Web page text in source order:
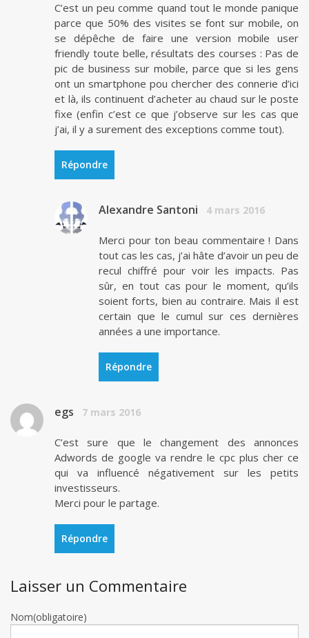
C’est un peu comme quand tout le monde panique
parce que 50% des visites se font sur mobile, on
se dépêche de faire une version mobile user
friendly toute belle, résultats des courses : Pas de
pic de business sur mobile, parce que si les gens
ont un smartphone pou chercher des connerie d’ici
et là, ils continuent d’acheter au chaud sur le poste
fixe (enfin c’est ce que j’observe sur les cas que
j’ai, il y a surement des exceptions comme tout).
Répondre
Alexandre Santoni 4 mars 2016
Merci pour ton beau commentaire ! Dans
tout cas les cas, j’ai hâte d’avoir un peu de
recul chiffré pour voir les impacts. Pas
sûr, en tout cas pour le moment, qu’ils
soient forts, bien au contraire. Mais il est
certain que le cumul sur ces dernières
années a une importance.
Répondre
egs 7 mars 2016
C’est sure que le changement des annonces
Adwords de google va rendre le cpc plus cher ce
qui va influencé négativement sur les petits
investisseurs.
Merci pour le partage.
Répondre
Laisser un Commentaire
Nom(obligatoire)